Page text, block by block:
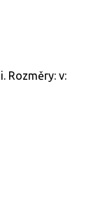
Rozměry: v: